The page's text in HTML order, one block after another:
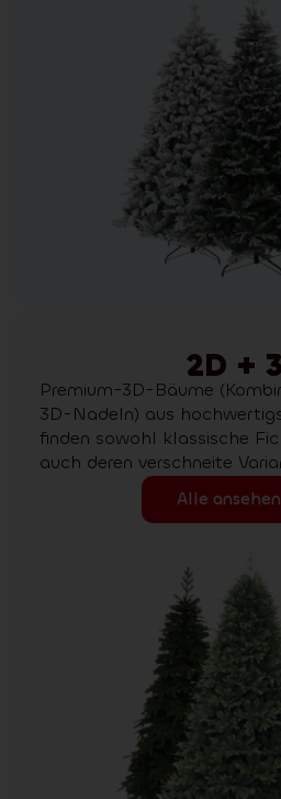
2D +
Premium-3D-Bäume
3D-Nadeln) aus
finden sowohl klassische
auch deren verschneite
Alle